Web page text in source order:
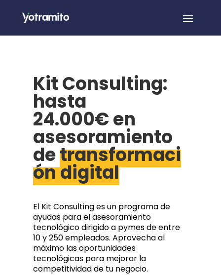
Kit Consulting:
hasta
24.000€ en
asesoramiento
detransformaci
ón digital
El Kit Consulting es un programa de
ayudas para el asesoramiento
tecnológico dirigido a pymes de entre
10 y 250 empleados. Aprovecha al
máximo las oportunidades
tecnológicas para mejorar la
competitividad de tu negocio.